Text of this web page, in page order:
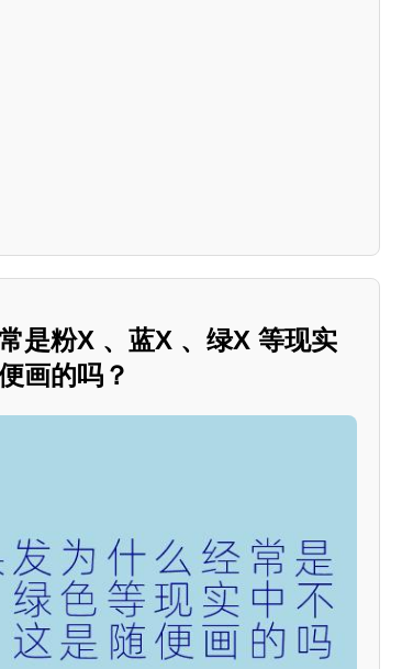
是粉X 、蓝X 、绿X 等现实
画的吗？